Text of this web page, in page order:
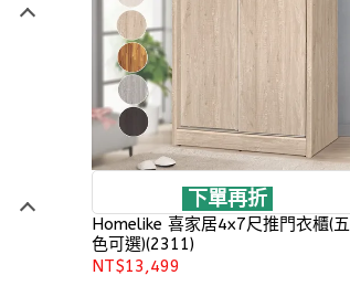
下單再折
Homelike 喜家居4x7尺推門衣櫃(五
色可選)(2311)
NT$13,499